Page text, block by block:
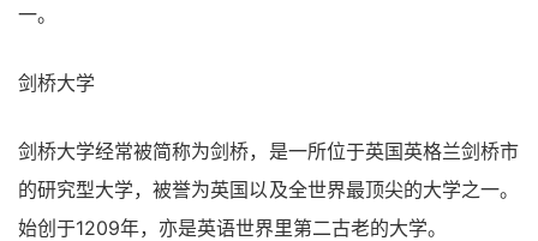
一。
剑桥大学
剑桥大学经常被简称为剑桥，是一所位于英国英格兰剑桥市
的研究型大学，被誉为英国以及全世界最顶尖的大学之一。
始创于1209年，亦是英语世界里第二古老的大学。